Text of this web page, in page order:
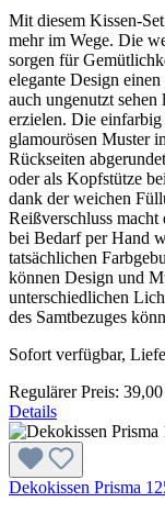
Mit diesem Kissen-
mehr im Wege. Die
sorgen für
elegante Design
auch ungenutzt
erzielen. Die
glamourösen Muster
Rückseiten
oder als Kopfstütze
dank der weichen
Reißverschluss macht
bei Bedarf per Hand
tatsächlichen
können Design und
unterschiedlichen
des Samtbezuges
Sofort verfügbar,
Regulärer Preis:
Details
Dekokissen Prisma